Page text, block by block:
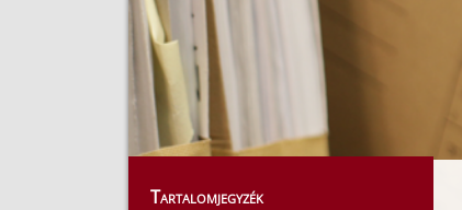
Tartalomjegyzék